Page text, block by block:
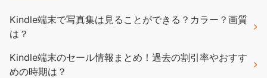
Kindle端末で写真集は見ることができる？カラー？画質
は？
Kindle端末のセール情報まとめ！過去の割引率やおすす
めの時期は？